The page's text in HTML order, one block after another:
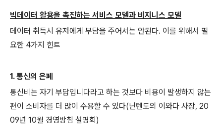
빅데이터 활용을 촉진하는 서비스 모델과 비지니스 모델
데이터 취득시 유저에게 부담을 주어서는 안된다. 이를 위해서 필
요한 4가지 힌트
1. 통신의 은폐
통신비는 자기 부담입니다라고 하는 것보다 비용이 발생하지 않는
편이 소비자를 더 많이 수용할 수 있다(닌텐도의 이와다 사장, 20
09년 10월 경영방침 설명회)